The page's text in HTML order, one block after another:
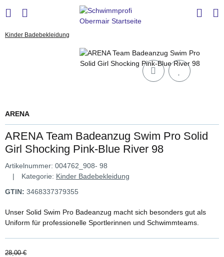
Kinder Badebekleidung
ARENA
ARENA Team Badeanzug Swim Pro Solid
Girl Shocking Pink-Blue River 98
Artikelnummer: 004762_908- 98
Kategorie: Kinder Badebekleidung
GTIN: 3468337379355
Unser Solid Swim Pro Badeanzug macht sich besonders gut als
Uniform für professionelle Sportlerinnen und Schwimmteams.
28,00 €